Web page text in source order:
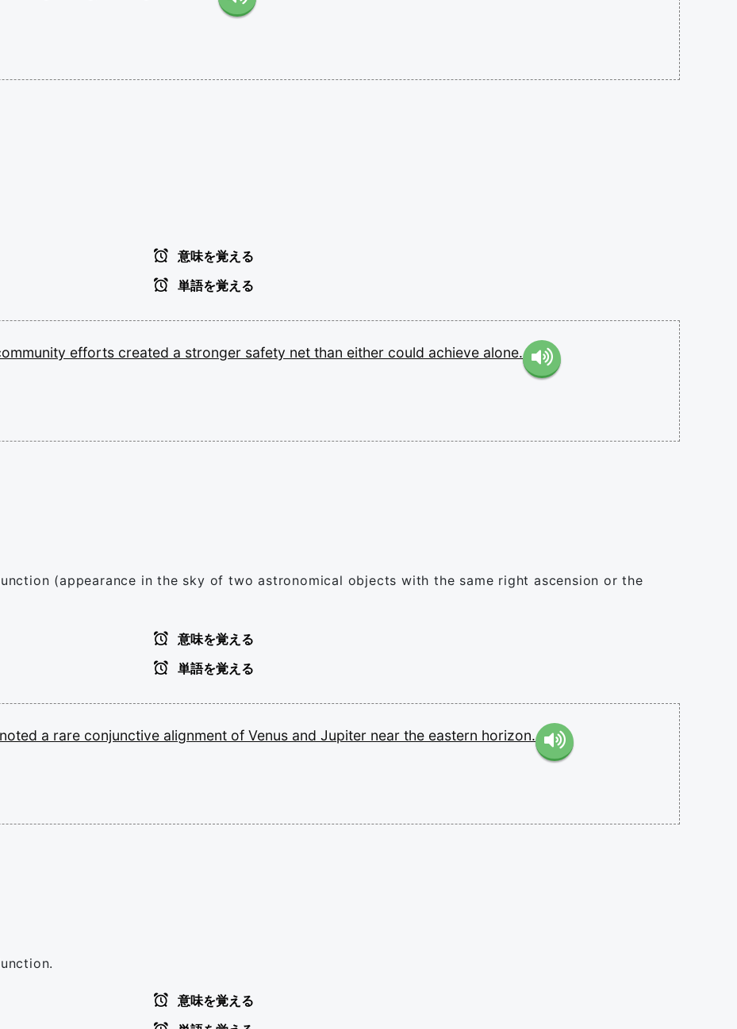
意味を覚える
単語を覚える
efforts created a stronger safety net than either could achieve alone.
(appearance in the sky of two astronomical objects with the same right ascension or the
意味を覚える
単語を覚える
noted a rare conjunctive alignment of Venus and Jupiter near the eastern horizon.
意味を覚える